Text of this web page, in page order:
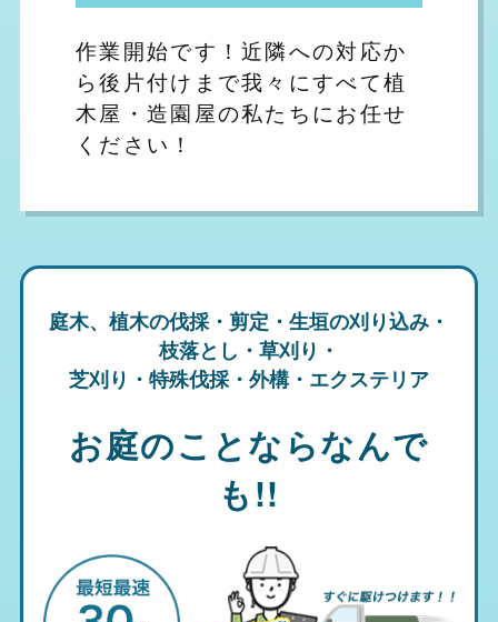
作業開始です！近隣への対応か
ら後片付けまで我々にすべて植
木屋・造園屋の私たちにお任せ
ください！
庭木、植木の伐採・剪定・生垣の刈り込み・
枝落とし・草刈り・
芝刈り・特殊伐採・外構・エクステリア
お庭のことならなんで
も!!